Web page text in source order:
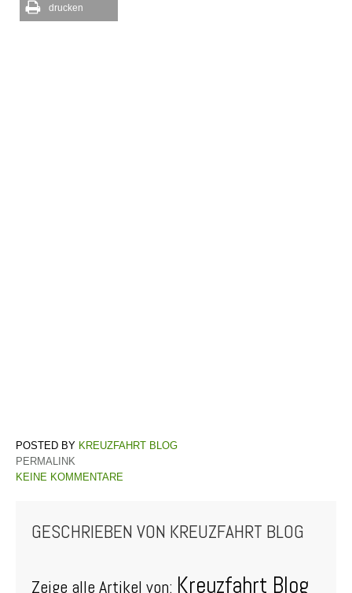
drucken
KREUZFAHRT BLOG
PERMALINK
KEINE KOMMENTARE
GESCHRIEBEN VON KREUZFAHRT BLOG
Zeige alle Artikel von: Kreuzfahrt Blog